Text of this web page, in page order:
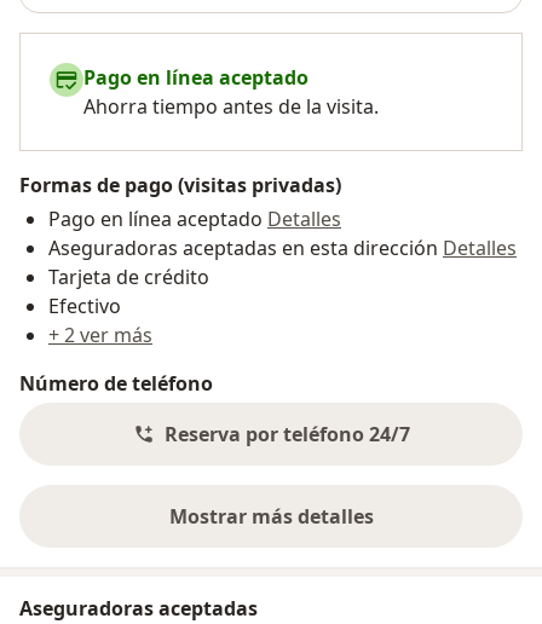
Pago en línea aceptado
Ahorra tiempo antes de la visita.
Formas de pago (visitas privadas)
Pago en línea aceptado Detalles
Aseguradoras aceptadas en esta dirección Detalles
Tarjeta de crédito
Efectivo
+ 2 ver más
Número de teléfono
Reserva por teléfono 24/7
Mostrar más detalles
sobre la dirección
Aseguradoras aceptadas